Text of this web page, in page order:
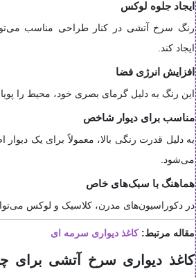
ایجاد جلوه لوکس
رنگ سرخ آتشی در کنار طراحی مناسب
ایجاد کند.
افزایش انرژی فضا
این رنگ به دلیل گرمای بصری خود، محیط را
مناسب برای دیوار شاخص
به دلیل قدرت رنگی بالا، معمولاً برای یک دیوار
می‌شود.
هماهنگ با سبک‌های خاص
در دکوراسیون‌های مدرن، کلاسیک و لوکس
مقاله مرتبط:کاغذ دیواری سرمه ای
کاغذ دیواری سرخ آتشی برای